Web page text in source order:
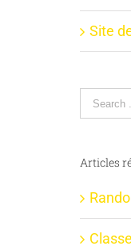
Site
Search
for:
Articles